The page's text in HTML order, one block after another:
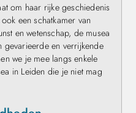
om haar rijke geschiedenis
een schatkamer van
en wetenschap, de musea
gevarieerde en verrijkende
we je mee langs enkele
in Leiden die je niet mag